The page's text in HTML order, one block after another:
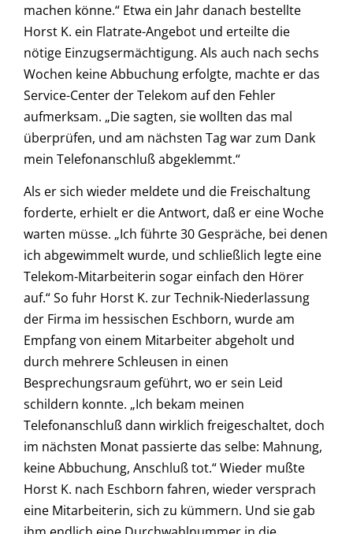
machen könne.“ Etwa ein Jahr danach bestellte
Horst K. ein Flatrate-Angebot und erteilte die
nötige Einzugsermächtigung. Als auch nach sechs
Wochen keine Abbuchung erfolgte, machte er das
Service-Center der Telekom auf den Fehler
aufmerksam. „Die sagten, sie wollten das mal
überprüfen, und am nächsten Tag war zum Dank
mein Telefonanschluß abgeklemmt.“
Als er sich wieder meldete und die Freischaltung
forderte, erhielt er die Antwort, daß er eine Woche
warten müsse. „Ich führte 30 Gespräche, bei denen
ich abgewimmelt wurde, und schließlich legte eine
Telekom-Mitarbeiterin sogar einfach den Hörer
auf.“ So fuhr Horst K. zur Technik-Niederlassung
der Firma im hessischen Eschborn, wurde am
Empfang von einem Mitarbeiter abgeholt und
durch mehrere Schleusen in einen
Besprechungsraum geführt, wo er sein Leid
schildern konnte. „Ich bekam meinen
Telefonanschluß dann wirklich freigeschaltet, doch
im nächsten Monat passierte das selbe: Mahnung,
keine Abbuchung, Anschluß tot.“ Wieder mußte
Horst K. nach Eschborn fahren, wieder versprach
eine Mitarbeiterin, sich zu kümmern. Und sie gab